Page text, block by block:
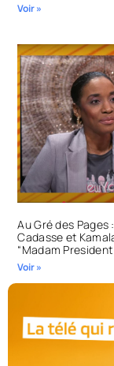
Voir »
Au Gré des
Cadasse et
“Madam
Voir »